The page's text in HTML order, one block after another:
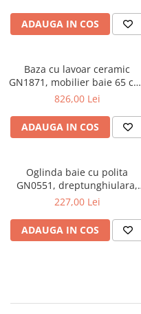
ADAUGA IN COS
Baza cu lavoar ceramic
GN1871, mobilier baie 65 cm,
front MDF, 1 sertar, 1 usa,
manere cromate, alb
826,00 Lei
ADAUGA IN COS
Oglinda baie cu polita
GN0551, dreptunghiulara,
PAL, 70 cm, alb
227,00 Lei
ADAUGA IN COS